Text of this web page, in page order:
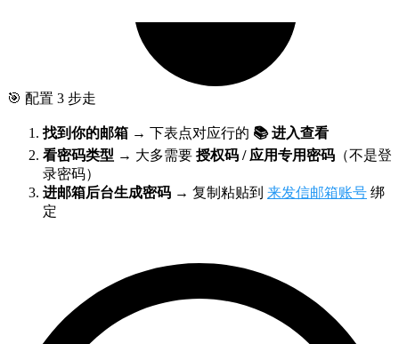
🎯 配置 3 步走
找到你的邮箱 → 下表点对应行的 📚 进入查看
看密码类型 → 大多需要 授权码 / 应用专用密码 （不是登
录密码）
进邮箱后台生成密码 → 复制粘贴到 来发信邮箱账号 绑
定